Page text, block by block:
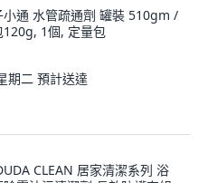
小通 水管疏通劑 罐裝 510gm /
120g, 1個, 定量包
期二 預計送達
CLEAN 居家清潔系列 浴